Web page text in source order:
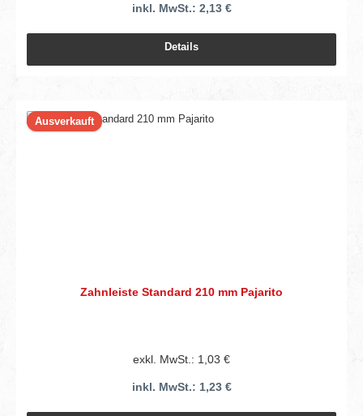
inkl. MwSt.: 2,13 €
Details
Ausverkauft
Zahnleiste Standard 210 mm Pajarito
exkl. MwSt.: 1,03 €
inkl. MwSt.: 1,23 €